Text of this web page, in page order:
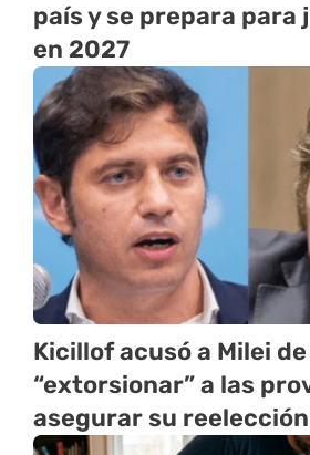
país y se prepara
en 2027
Kicillof acusó a Milei de
“extorsionar” a las
asegurar su reelección